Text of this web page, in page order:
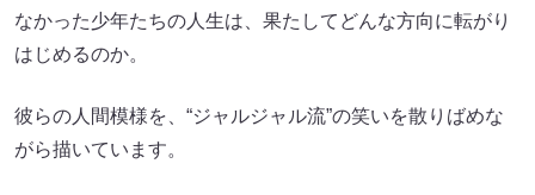
なかった少年たちの人生は、果たしてどんな方向に転がり
はじめるのか。
彼らの人間模様を、“ジャルジャル流”の笑いを散りばめな
がら描いています。